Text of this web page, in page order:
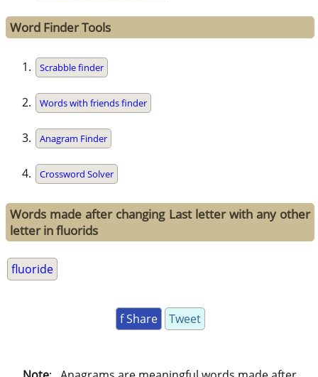
Word Finder Tools
Scrabble finder
Words with friends finder
Anagram Finder
Crossword Solver
Words made after changing Last letter with any other
letter in fluorids
fluoride
f Share Tweet